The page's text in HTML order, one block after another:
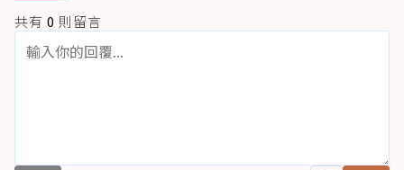
共有 0 則留言